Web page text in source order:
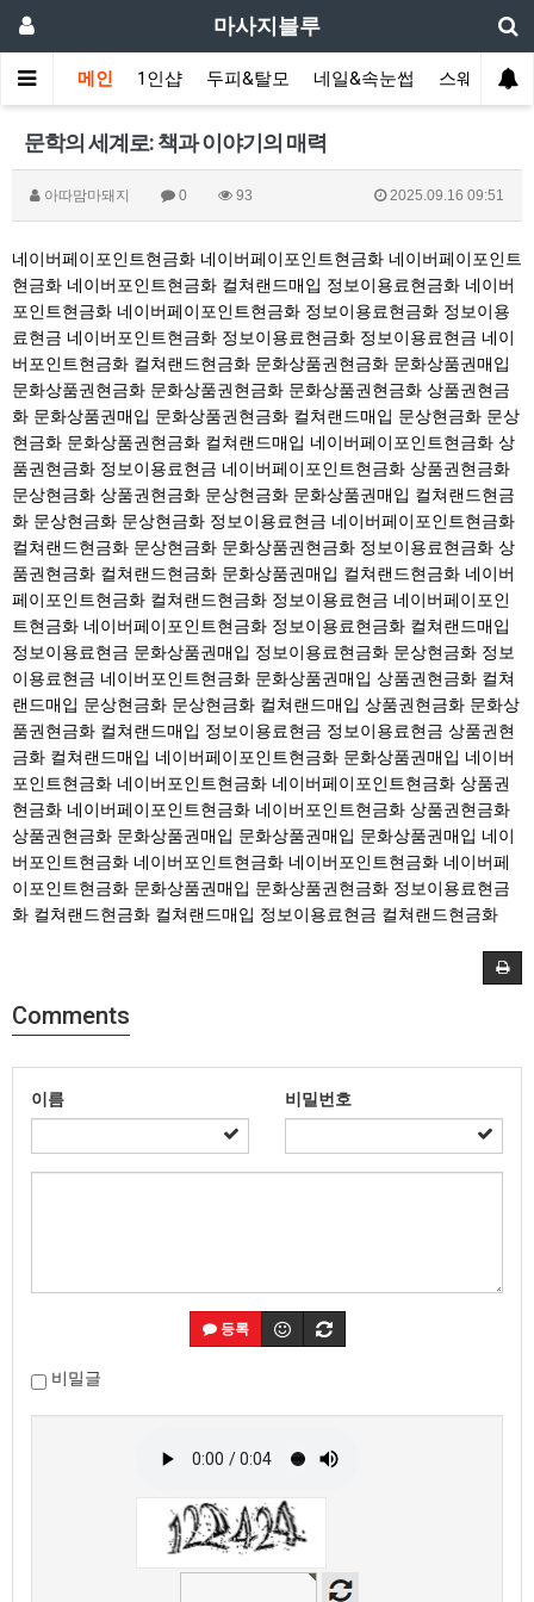
마사지블루
메인 1인샵 두피&탈모 네일&속눈썹 스웨디시(
문학의 세계로: 책과 이야기의 매력
아따맘마돼지 0 93 2025.09.16 09:51
네이버페이포인트현금화 네이버페이포인트현금화 네이버페이포인트
현금화 네이버포인트현금화 컬쳐랜드매입 정보이용료현금화 네이버
포인트현금화 네이버페이포인트현금화 정보이용료현금화 정보이용
료현금 네이버포인트현금화 정보이용료현금화 정보이용료현금 네이
버포인트현금화 컬쳐랜드현금화 문화상품권현금화 문화상품권매입
문화상품권현금화 문화상품권현금화 문화상품권현금화 상품권현금
화 문화상품권매입 문화상품권현금화 컬쳐랜드매입 문상현금화 문상
현금화 문화상품권현금화 컬쳐랜드매입 네이버페이포인트현금화 상
품권현금화 정보이용료현금 네이버페이포인트현금화 상품권현금화
문상현금화 상품권현금화 문상현금화 문화상품권매입 컬쳐랜드현금
화 문상현금화 문상현금화 정보이용료현금 네이버페이포인트현금화
컬쳐랜드현금화 문상현금화 문화상품권현금화 정보이용료현금화 상
품권현금화 컬쳐랜드현금화 문화상품권매입 컬쳐랜드현금화 네이버
페이포인트현금화 컬쳐랜드현금화 정보이용료현금 네이버페이포인
트현금화 네이버페이포인트현금화 정보이용료현금화 컬쳐랜드매입
정보이용료현금 문화상품권매입 정보이용료현금화 문상현금화 정보
이용료현금 네이버포인트현금화 문화상품권매입 상품권현금화 컬쳐
랜드매입 문상현금화 문상현금화 컬쳐랜드매입 상품권현금화 문화상
품권현금화 컬쳐랜드매입 정보이용료현금 정보이용료현금 상품권현
금화 컬쳐랜드매입 네이버페이포인트현금화 문화상품권매입 네이버
포인트현금화 네이버포인트현금화 네이버페이포인트현금화 상품권
현금화 네이버페이포인트현금화 네이버포인트현금화 상품권현금화
상품권현금화 문화상품권매입 문화상품권매입 문화상품권매입 네이
버포인트현금화 네이버포인트현금화 네이버포인트현금화 네이버페
이포인트현금화 문화상품권매입 문화상품권현금화 정보이용료현금
화 컬쳐랜드현금화 컬쳐랜드매입 정보이용료현금 컬쳐랜드현금화
Comments
이름 비밀번호
등록
비밀글